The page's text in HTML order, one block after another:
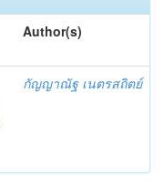
Author(s)
กัญญาณัฐ เนตรสถิตย์